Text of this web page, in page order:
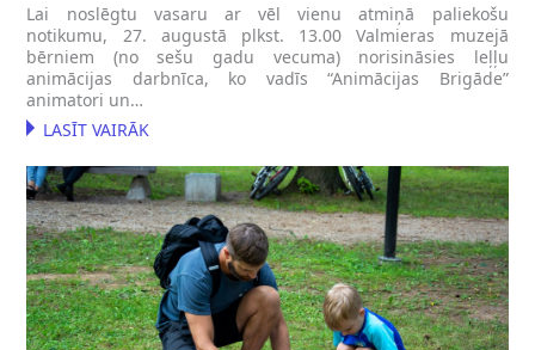
Lai noslēgtu vasaru ar vēl vienu atmiņā paliekošu
notikumu, 27. augustā plkst. 13.00 Valmieras muzejā
bērniem (no sešu gadu vecuma) norisināsies leļļu
animācijas darbnīca, ko vadīs “Animācijas Brigāde”
animatori un…
LASĪT VAIRĀK